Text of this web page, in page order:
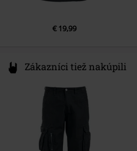
€ 19,99
Zákazníci tiež nakúpili